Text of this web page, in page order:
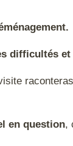
difficultés
en question,